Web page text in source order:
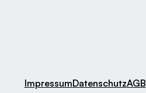
ImpressumDatenschutzAGB